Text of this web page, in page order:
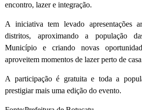
encontro, lazer e integração.
A iniciativa tem levado apresentações
distritos, aproximando a população
Município e criando novas
aproveitem momentos de lazer perto de
A participação é gratuita e toda a
prestigiar mais uma edição do evento.